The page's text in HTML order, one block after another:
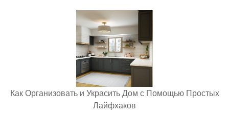
Как Организовать и Украсить Дом с Помощью Простых
Лайфхаков